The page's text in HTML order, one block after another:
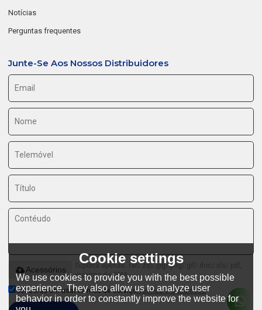
Notícias
Perguntas frequentes
Junte-Se Aos Nossos Distribuidores
Suporta apenas .rar/.zip/.jpg/.png/.gif/.doc/.xls/.pdf,
máximo de 20M
Acessórios
Concorda em usar termos de serviço,Termos e Condições
Cookie settings
We use cookies to provide you with the best possible
experience. They also allow us to analyze user
behavior in order to constantly improve the website for